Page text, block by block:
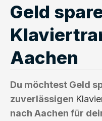
Geld
Aachen
Du möchtest Geld
zuverlässigen
nach Aachen für